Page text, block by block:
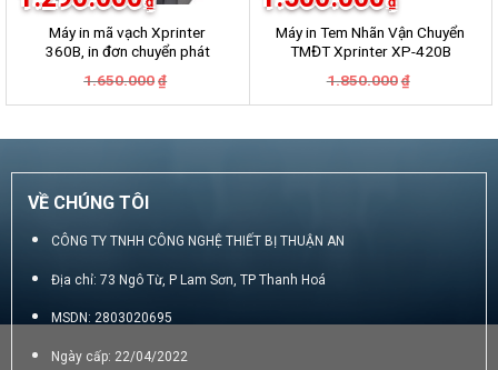
Máy in mã vạch Xprinter
360B, in đơn chuyển phát
GHN, GHTK, Viettel Post,
VNpost, Best, J&T
1.650.000 ₫
là:
tại
1.290.000₫.
Máy in Tem Nhãn Vận Chuyển
TMĐT Xprinter XP-420B
1.850.000 ₫
là:
tại
1.500.000₫.
VỀ CHÚNG TÔI
CÔNG TY TNHH CÔNG NGHỆ THIẾT BỊ THUẬN AN
Địa chỉ: 73 Ngô Từ, P Lam Sơn, TP Thanh Hoá
MSDN: 2803020695
Ngày cấp: 22/04/2022